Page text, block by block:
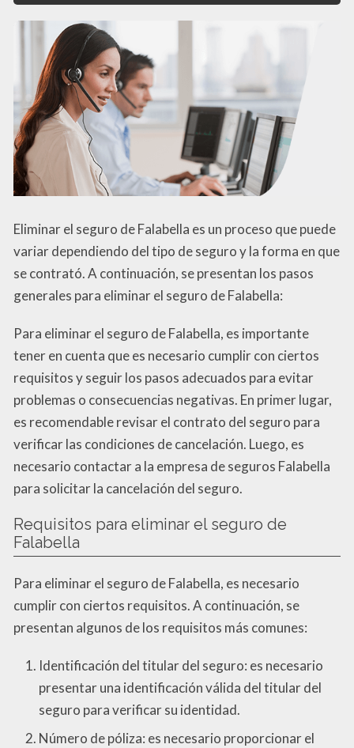
Eliminar el seguro de Falabella es un proceso que puede
variar dependiendo del tipo de seguro y la forma en que
se contrató. A continuación, se presentan los pasos
generales para eliminar el seguro de Falabella:
Para eliminar el seguro de Falabella, es importante
tener en cuenta que es necesario cumplir con ciertos
requisitos y seguir los pasos adecuados para evitar
problemas o consecuencias negativas. En primer lugar,
es recomendable revisar el contrato del seguro para
verificar las condiciones de cancelación. Luego, es
necesario contactar a la empresa de seguros Falabella
para solicitar la cancelación del seguro.
Requisitos para eliminar el seguro de
Falabella
Para eliminar el seguro de Falabella, es necesario
cumplir con ciertos requisitos. A continuación, se
presentan algunos de los requisitos más comunes:
Identificación del titular del seguro: es necesario
presentar una identificación válida del titular del
seguro para verificar su identidad.
Número de póliza: es necesario proporcionar el